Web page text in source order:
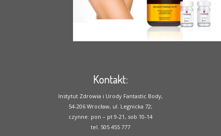
Kontakt:
Instytut Zdrowia i Urody Fantastic Body,
54-206 Wrocław, ul. Legnicka 72;
czynne: pon – pt 9-21, sob 10-14
tel. 505 455 777